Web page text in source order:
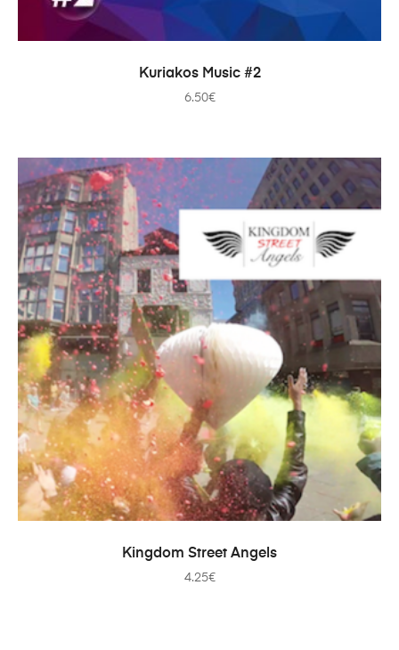
TOEVOEGEN AAN WINKELWAGEN
Kuriakos Music #2
6.50€
TOEVOEGEN AAN WINKELWAGEN
Kingdom Street Angels
4.25€